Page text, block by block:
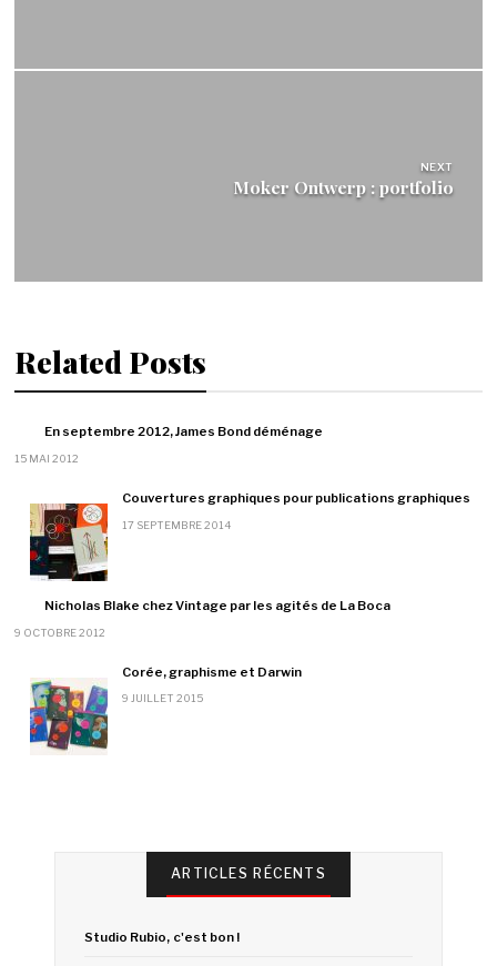
NEXT
Moker Ontwerp : portfolio
Related Posts
En septembre 2012, James Bond déménage
15 MAI 2012
Couvertures graphiques pour publications graphiques
17 SEPTEMBRE 2014
Nicholas Blake chez Vintage par les agités de La Boca
9 OCTOBRE 2012
Corée, graphisme et Darwin
9 JUILLET 2015
ARTICLES RÉCENTS
Studio Rubio, c'est bon !